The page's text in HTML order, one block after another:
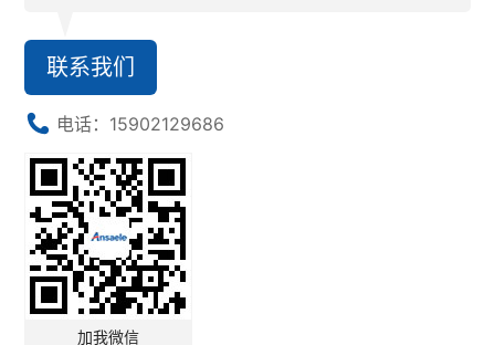
联系我们
电话：15902129686
加我微信